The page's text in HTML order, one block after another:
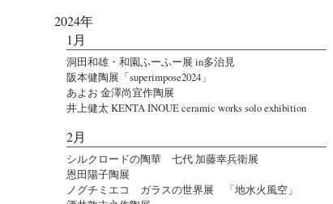
2024年
1月
洞田和雄・和園ふーふー展 in多治見
阪本健陶展「superimpose2024」
あよお 金澤尚宜作陶展
井上健太 KENTA INOUE ceramic works solo exhibition
2月
シルクロードの陶華 七代 加藤幸兵衛展
恩田陽子陶展
ノグチミエコ ガラスの世界展 「地水火風空」